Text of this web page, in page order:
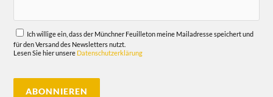
Ich willige ein, dass der Münchner Feuilleton meine Mailadresse speichert und
für den Versand des Newsletters nutzt.
Lesen Sie hier unsere Datenschutzerklärung